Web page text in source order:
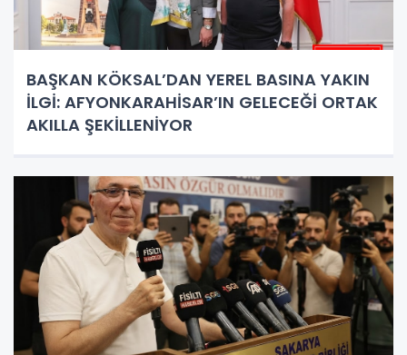
BAŞKAN KÖKSAL’DAN YEREL BASINA YAKIN
İLGİ: AFYONKARAHİSAR’IN GELECEĞİ ORTAK
AKILLA ŞEKİLLENİYOR